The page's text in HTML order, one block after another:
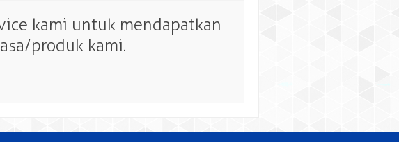
kami untuk mendapatkan
produk kami.